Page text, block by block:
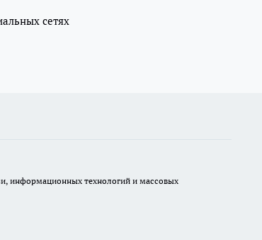
сетях
информационных технологий и массовых